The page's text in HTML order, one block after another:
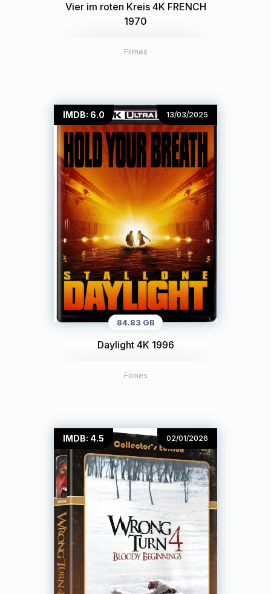
Vier im roten Kreis 4K FRENCH
1970
Filmes
IMDB: 6.0 13/03/2025
84.83 GB
Daylight 4K 1996
Filmes
IMDB: 4.5 02/01/2026